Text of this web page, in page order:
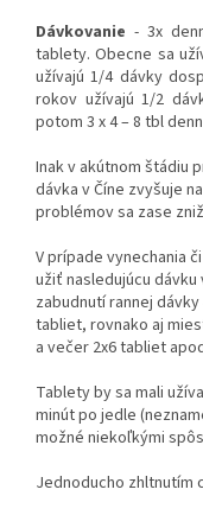
Dávkovanie - 3x
tablety. Obecne sa
užívajú 1/4 dávky
rokov užívajú 1/2
potom 3 x 4 – 8 tbl
Inak v akútnom štádiu
dávka v Číne zvyšuje
problémov sa zase
V prípade vynechania
užiť nasledujúcu
zabudnutí rannej
tabliet, rovnako aj
a večer 2x6 tabliet
Tablety by sa mali
minút po jedle
možné niekoľkými
Jednoducho zhltnutím